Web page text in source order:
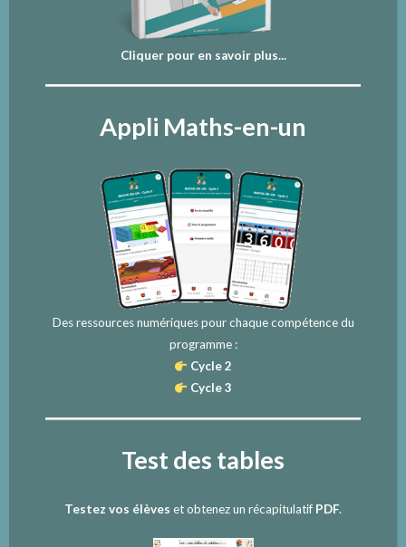
Cliquer pour en savoir plus...
Appli Maths-en-un
Des ressources numériques pour chaque compétence du
programme :
Cycle 2
Cycle 3
Test des tables
Testez vos élèves et obtenez un récapitulatif PDF.